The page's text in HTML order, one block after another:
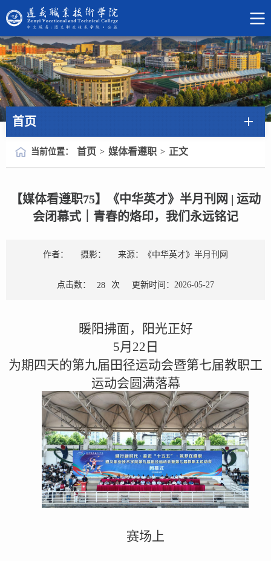
首页
当前位置： 首页 > 媒体看遵职 > 正文
【媒体看遵职75】《中华英才》半月刊网 | 运动
会闭幕式｜青春的烙印，我们永远铭记
作者： 摄影： 来源：《中华英才》半月刊网
点击数： 28 次 更新时间：2026-05-27
暖阳拂面，阳光正好
5月22日
为期四天的第九届田径运动会暨第七届教职工
运动会圆满落幕
赛场上